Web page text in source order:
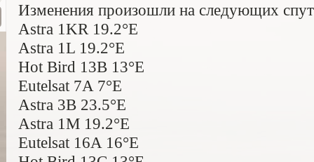
Изменения произошли на следующих
Astra 1KR 19.2°E
Astra 1L 19.2°E
Hot Bird 13B 13°E
Eutelsat 7A 7°E
Astra 3B 23.5°E
Astra 1M 19.2°E
Eutelsat 16A 16°E